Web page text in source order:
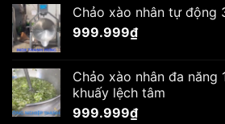
Chảo xào nhân tự động
999.999₫
Chảo xào nhân đa năng
khuấy lệch tâm
999.999₫